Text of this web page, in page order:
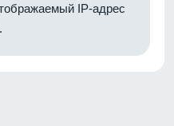
IP-адрес